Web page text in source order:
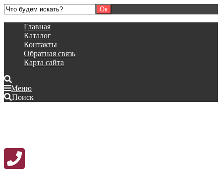
Главная
Каталог
Контакты
Обратная связь
Карта сайта
Меню
Поиск